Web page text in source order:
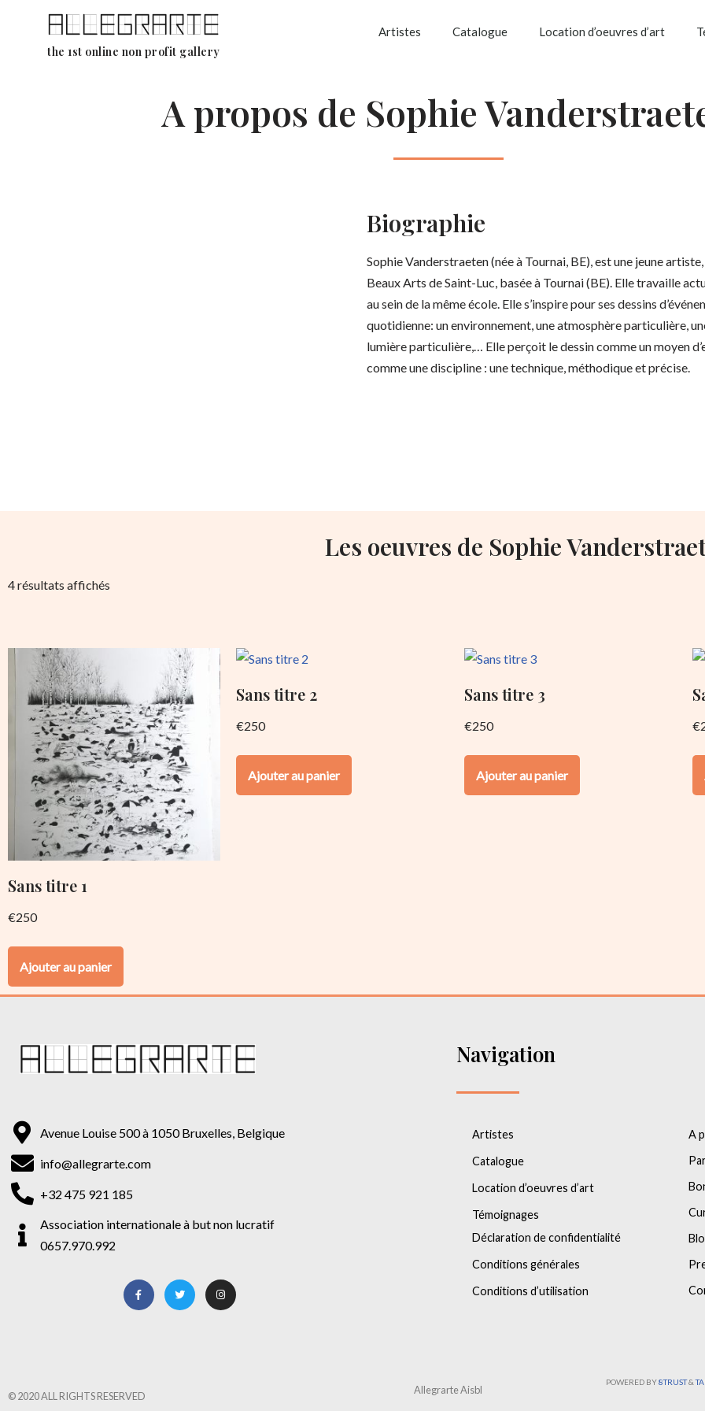
the 1st online non profit gallery
Artistes Catalogue Location d’oeuvres d’art
A propos de Sophie
Biographie
Sophie Vanderstraeten (née à Tournai, BE), est une jeune
Beaux Arts de Saint-Luc, basée à Tournai (BE). Elle travaille
au sein de la même école. Elle s’inspire pour ses dessins
quotidienne: un environnement, une atmosphère particulière,
lumière particulière,… Elle perçoit le dessin comme un moyen
comme une discipline : une technique, méthodique et précise.
Les oeuvres de Sophie
4 résultats affichés
Sans titre 1
€250
Ajouter au panier
Sans titre 2
€250
Ajouter au panier
Sans titre 3
€250
Ajouter au panier
€
Avenue Louise 500 à 1050 Bruxelles, Belgique
info@allegrarte.com
+32 475 921 185
Association internationale à but non lucratif
0657.970.992
Navigation
Artistes
Catalogue
Location d’oeuvres d’art
Témoignages
Déclaration de confidentialité
Conditions générales
Conditions d’utilisation
A
© 2020 ALL RIGHTS RESERVED
Allegrarte Aisbl
POWERED BY8TRUST&